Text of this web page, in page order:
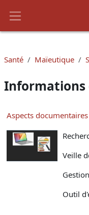
Santé Maïeutique
Informations
Aspects
Veille
Outil